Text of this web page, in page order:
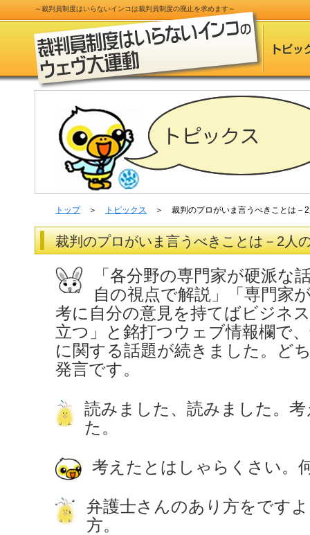
～裁判員制度はいらないインコは裁判員制度の廃止を求めます～
トップ＞ トピックス ＞ 裁判のプロがいま言うべきことは－2
裁判のプロがいま言うべきことは－2人
「各分野の専門家が硬派な
自の視点で解説」「専門家
考に自分の意見を持てばビジネ
立つ」と銘打つウェブ情報欄で
に関する話題が続きました。ど
発言です。
読みました、読みました。
た。
考えたとはしゃらくさい。
弁護士さんのあり方をです
方。